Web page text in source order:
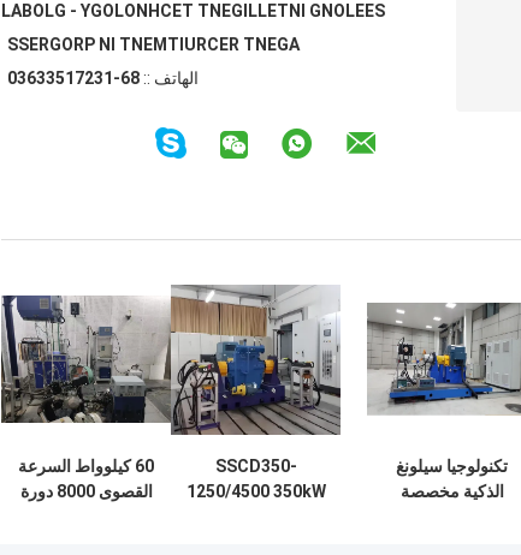
SEELONG INTELLIGENT TECHNOLOGY - GLOBAL
AGENT RECRUITMENT IN PROGRESS
الهاتف :: 86-13271533630
تكنولوجيا سيلونغ
الذكية مخصصة
SSCD350-
1250/4500 350kW
60 كيلوواط السرعة
القصوى 8000 دورة